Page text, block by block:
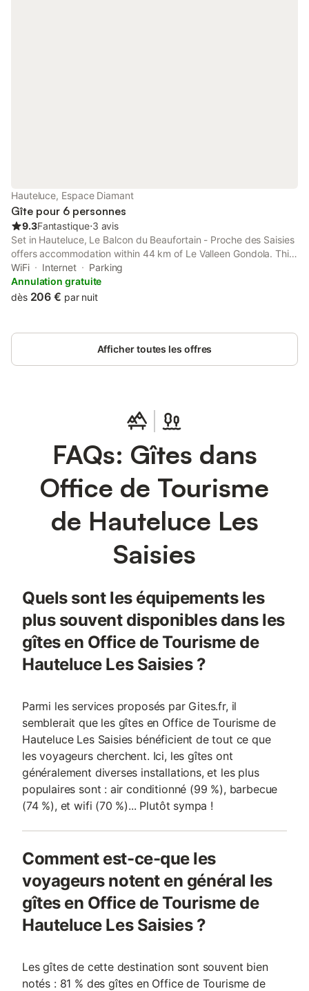
Hauteluce, Espace Diamant
Gîte pour 6 personnes
9.3Fantastique⋅3 avis
Set in Hauteluce, Le Balcon du Beaufortain - Proche des Saisies
offers accommodation within 44 km of Le Valleen Gondola. This
apartment provides free private parking, a concierge service
and free WiFi.
WiFi Internet
Parking
Annulation gratuite
dès 206 € par nuit
Afficher toutes les offres
FAQs: Gîtes dans
Office de Tourisme
de Hauteluce Les
Saisies
Quels sont les équipements les
plus souvent disponibles dans les
gîtes en Office de Tourisme de
Hauteluce Les Saisies ?
Parmi les services proposés par Gites.fr, il
semblerait que les gîtes en Office de Tourisme de
Hauteluce Les Saisies bénéficient de tout ce que
les voyageurs cherchent. Ici, les gîtes ont
généralement diverses installations, et les plus
populaires sont : air conditionné (99 %), barbecue
(74 %), et wifi (70 %)... Plutôt sympa !
Comment est-ce-que les
voyageurs notent en général les
gîtes en Office de Tourisme de
Hauteluce Les Saisies ?
Les gîtes de cette destination sont souvent bien
notés : 81 % des gîtes en Office de Tourisme de